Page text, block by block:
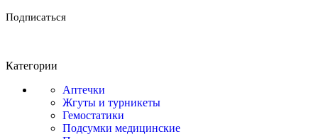
Подписаться
Категории
Аптечки
Жгуты и турникеты
Гемостатики
Подсумки медицинские